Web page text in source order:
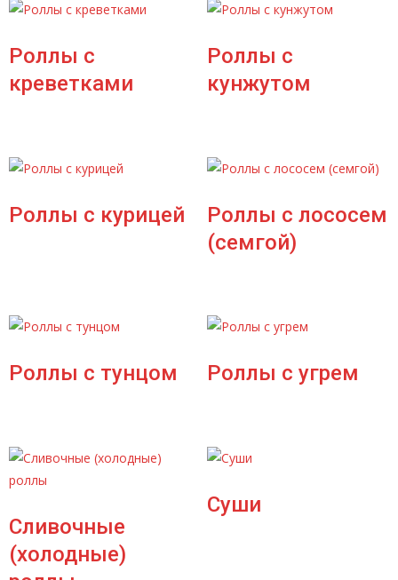
Роллы с
креветками
Роллы с
кунжутом
Роллы с курицей
Роллы с лососем
(семгой)
Роллы с тунцом Роллы с угрем
Сливочные
(холодные)
Суши